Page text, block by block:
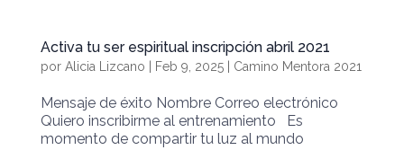
Activa tu ser espiritual inscripción abril 2021
por Alicia Lizcano Feb 9, 2025| Camino Mentora 2021
Mensaje de éxito Nombre Correo electrónico
Quiero inscribirme al entrenamiento Es
momento de compartir tu luz al mundo